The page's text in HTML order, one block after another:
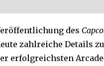
des
zahlreiche Details
erfolgreichsten